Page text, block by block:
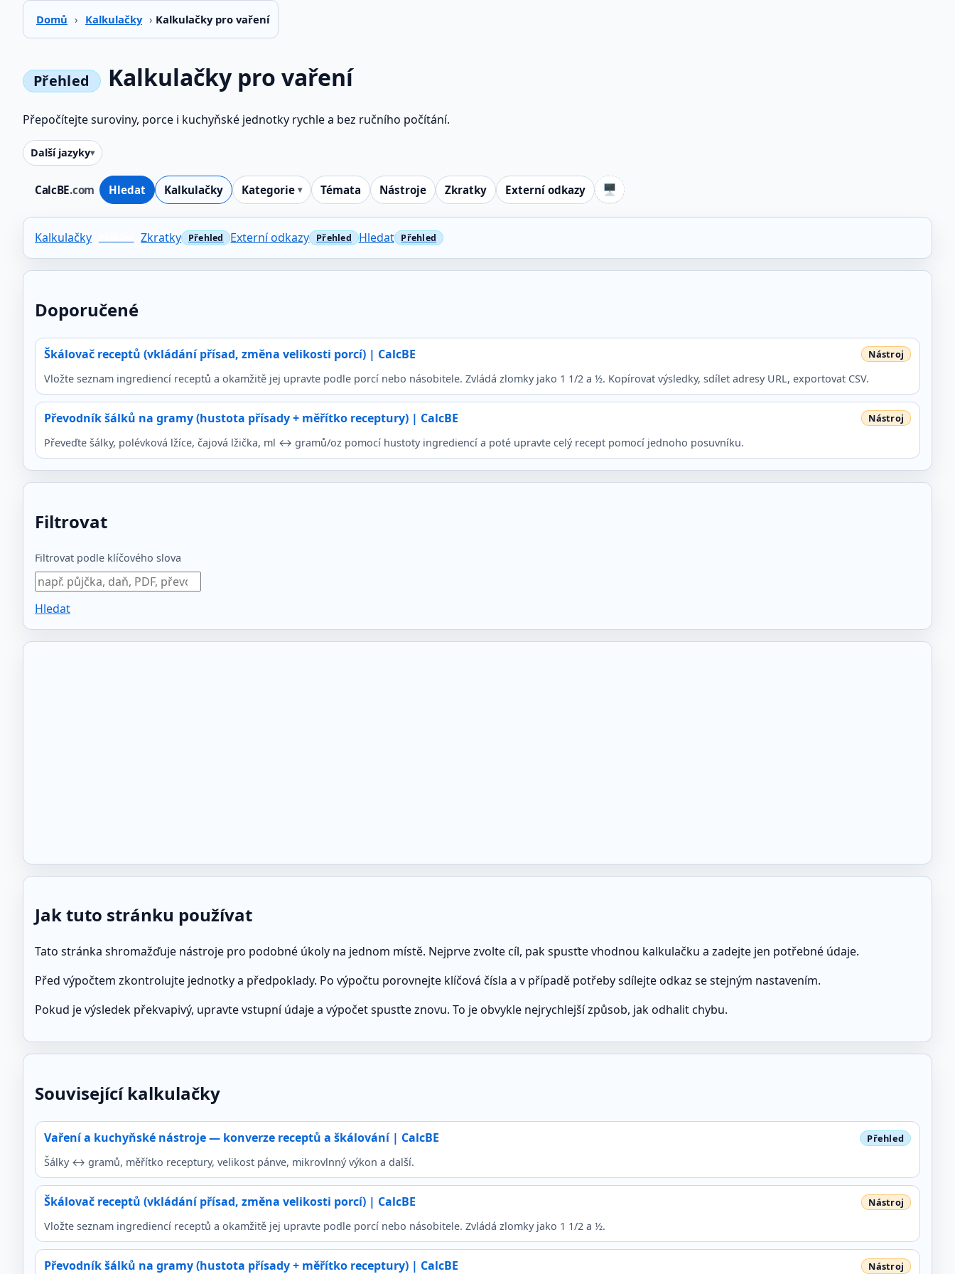
Domů › Kalkulačky › Kalkulačky pro vaření
CalcBE.com Hledat Kalkulačky Kategorie Témata Nástroje Zkratky Externí odkazy 🖥️
Kalkulačky pro vaření
Přepočítejte suroviny, porce i kuchyňské jednotky rychle a bez ručního počítání.
Další jazyky
Kalkulačky Zkratky Externí odkazy Hledat
Doporučené
Škálovač receptů (vkládání přísad, změna velikosti porcí) | CalcBE
Vložte seznam ingrediencí receptů a okamžitě jej upravte podle porcí nebo násobitele. Zvládá zlomky jako 1 1/2 a ½. Kopírovat výsledky, sdílet adresy URL, exportovat CSV.
Převodník šálků na gramy (hustota přísady + měřítko receptury) | CalcBE
Převeďte šálky, polévková lžíce, čajová lžička, ml ↔ gramů/oz pomocí hustoty ingrediencí a poté upravte celý recept pomocí jednoho posuvníku.
Filtrovat
Filtrovat podle klíčového slova
Hledat
Jak tuto stránku používat
Tato stránka shromažďuje nástroje pro podobné úkoly na jednom místě. Nejprve zvolte cíl, pak spusťte vhodnou kalkulačku a zadejte jen potřebné údaje.
Před výpočtem zkontrolujte jednotky a předpoklady. Po výpočtu porovnejte klíčová čísla a v případě potřeby sdílejte odkaz se stejným nastavením.
Pokud je výsledek překvapivý, upravte vstupní údaje a výpočet spusťte znovu. To je obvykle nejrychlejší způsob, jak odhalit chybu.
Související kalkulačky
Vaření a kuchyňské nástroje — konverze receptů a škálování | CalcBE
Šálky ↔ gramů, měřítko receptury, velikost pánve, mikrovlnný výkon a další.
Škálovač receptů (vkládání přísad, změna velikosti porcí) | CalcBE
Vložte seznam ingrediencí receptů a okamžitě jej upravte podle porcí nebo násobitele. Zvládá zlomky jako 1 1/2 a ½.
Převodník šálků na gramy (hustota přísady + měřítko receptury) | CalcBE